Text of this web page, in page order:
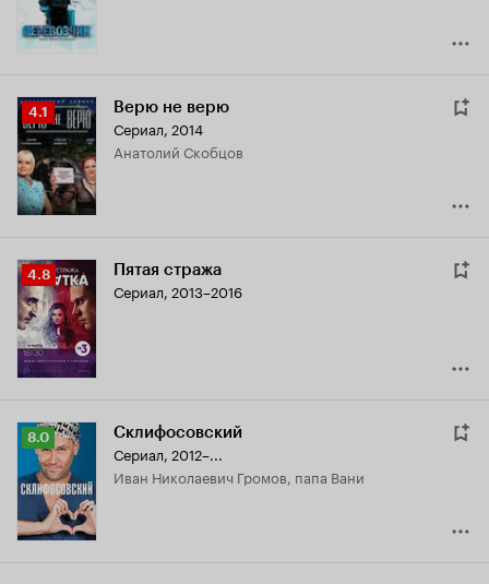
Рейтинг
Кинопоиска
4.1
4.1 Верю не верю
Сериал, 2014
Анатолий Скобцов
Рейтинг
Кинопоиска
4.8
4.8 Пятая стража
Сериал, 2013–2016
Рейтинг
Кинопоиска
8.0
8.0 Склифосовский
Сериал, 2012–...
Иван Николаевич Громов, папа Вани